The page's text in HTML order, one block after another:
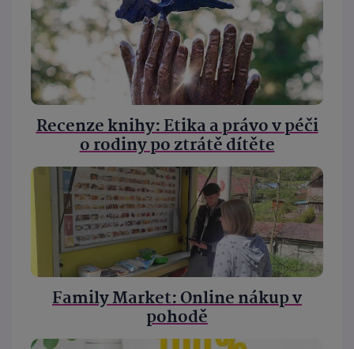
Recenze knihy: Etika a právo v péči
o rodiny po ztrátě dítěte
Family Market: Online nákup v
pohodě